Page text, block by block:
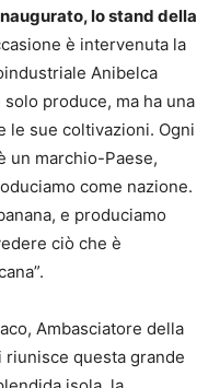
lo stand della
è intervenuta la
Anibelca
solo produce, ma ha una
le sue coltivazioni. Ogni
un marchio-Paese,
come nazione.
e produciamo
ciò che è
Ambasciatore della
riunisce questa grande